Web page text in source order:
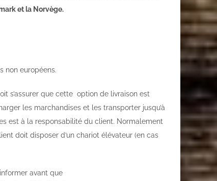
et la Norvège.
non européens.
s’assurer que cette option de livraison est
les marchandises et les transporter jusqu’à
est à la responsabilité du client. Normalement
doit disposer d’un chariot élévateur (en cas
avant que